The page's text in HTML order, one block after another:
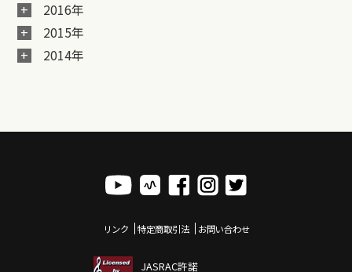
2016年
2015年
2014年
リンク 特定商取引法 お問い合わせ
JASRAC許諾